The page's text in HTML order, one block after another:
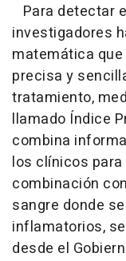
Para detectar
investigadores
matemática
precisa y
tratamiento,
llamado Índice
combina
los clínicos
combinación
sangre donde
inflamatorios,
desde el